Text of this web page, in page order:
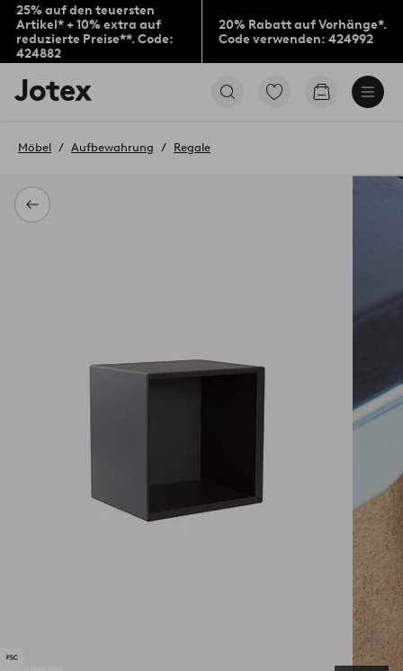
25% auf den teuersten
Artikel* + 10% extra auf
reduzierte Preise**. Code:
424882
20% Rabatt auf Vorhänge*.
Code verwenden: 424992
Jotex-
Logo
Startseite
Zu
Zum
Zurück
Möbel Aufbewahrung Regale